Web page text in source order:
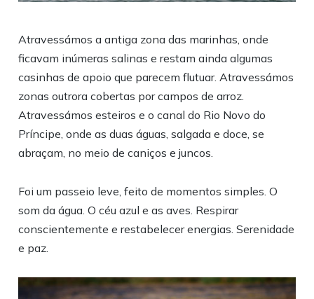
Atravessámos a antiga zona das marinhas, onde
ficavam inúmeras salinas e restam ainda algumas
casinhas de apoio que parecem flutuar. Atravessámos
zonas outrora cobertas por campos de arroz.
Atravessámos esteiros e o canal do Rio Novo do
Príncipe, onde as duas águas, salgada e doce, se
abraçam, no meio de caniços e juncos.
Foi um passeio leve, feito de momentos simples. O
som da água. O céu azul e as aves. Respirar
conscientemente e restabelecer energias. Serenidade
e paz.